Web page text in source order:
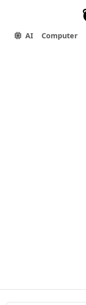
AI Computer